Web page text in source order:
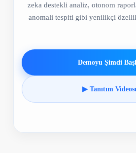
zeka destekli analiz, otonom
anomali tespiti gibi yenilikçi
Demoyu Şimdi
▶ Tanıtım